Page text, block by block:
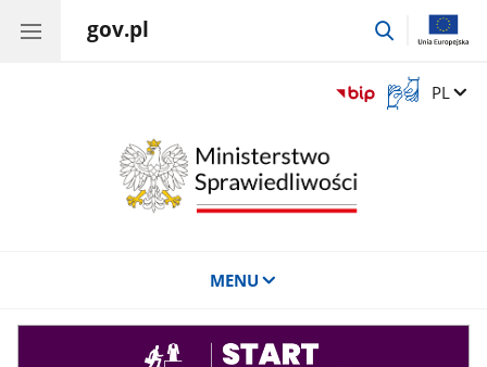
gov.pl
przejdź
Otwórz
okno
Zmień
PL
MENU